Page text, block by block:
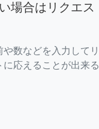
場合はリクエス
数などを入力してリ
応えることが出来る